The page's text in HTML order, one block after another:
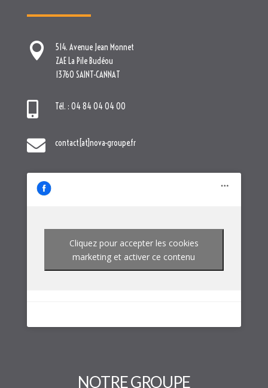

514. Avenue Jean Monnet
ZAE La Pile Budéou
13760 SAINT-CANNAT
 Tél. : 04 84 04 04 00
 contact[at]nova-groupe.fr
Cliquez pour accepter les cookies
marketing et activer ce contenu
NOTRE GROUPE